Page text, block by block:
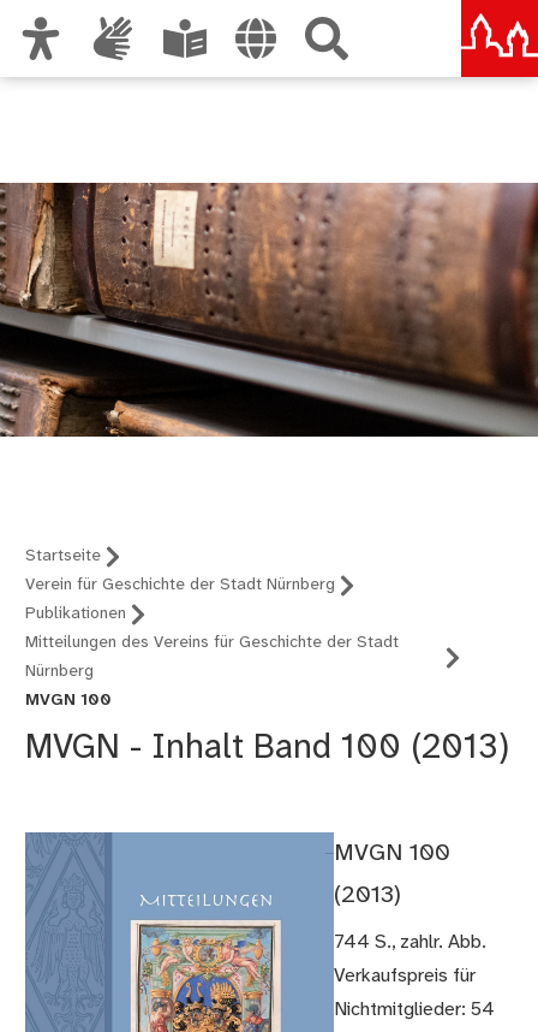
Startseite
Verein für Geschichte der Stadt Nürnberg
Publikationen
Mitteilungen des Vereins für Geschichte der Stadt
Nürnberg
MVGN 100
MVGN - Inhalt Band 100 (2013)
MVGN 100
(2013)
744 S., zahlr. Abb.
Verkaufspreis für
Nichtmitglieder: 54